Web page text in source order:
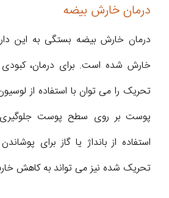
درمان خارش بیضه
درمان خارش بیضه بستگی به این
خارش شده است. برای درمان،
تحریک را می توان با استفاده از
پوست بر روی سطح پوست جلوگیری
استفاده از بانداژ یا گاز برای
تحریک شده نیز می تواند به کاهش